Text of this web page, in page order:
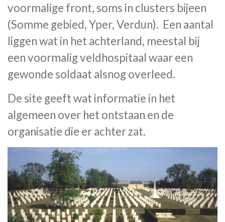
voormalige front, soms in clusters bijeen
(Somme gebied, Yper, Verdun). Een aantal
liggen wat in het achterland, meestal bij
een voormalig veldhospitaal waar een
gewonde soldaat alsnog overleed.
De site geeft wat informatie in het
algemeen over het ontstaan en de
organisatie die er achter zat.